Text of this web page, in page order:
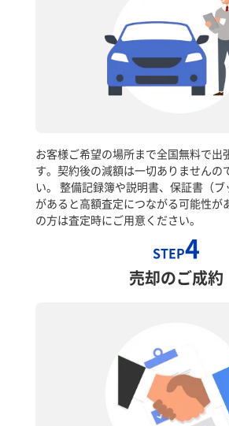
お客様ご希望の場所まで全国無料で出
す。契約後の減額は一切ありませんの
い。 整備記録簿や説明書、保証書（
があると高額査定につながる可能性が
の方は査定時にご用意ください。
STEP4
売却のご成約